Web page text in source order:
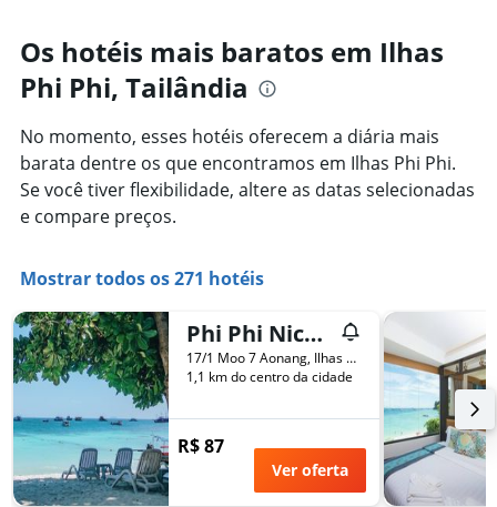
Os hotéis mais baratos em Ilhas
Phi Phi, Tailândia
No momento, esses hotéis oferecem a diária mais
barata dentre os que encontramos em Ilhas Phi Phi.
Se você tiver flexibilidade, altere as datas selecionadas
e compare preços.
Mostrar todos os 271 hotéis
Phi Phi Nice Beach Resort
17/1 Moo 7 Aonang, Ilhas Phi Phi, Tailândia
1,1 km do centro da cidade
R$ 87
Ver oferta